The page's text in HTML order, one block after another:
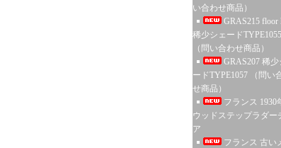
い合わせ商品）
GRAS215 floor
稀少シェードTYPE1055
（問い合わせ商品）
GRAS207 稀少
ードTYPE1057 （問い
せ商品）
フランス 1930
ウッドステップラダー
ア
フランス 古い